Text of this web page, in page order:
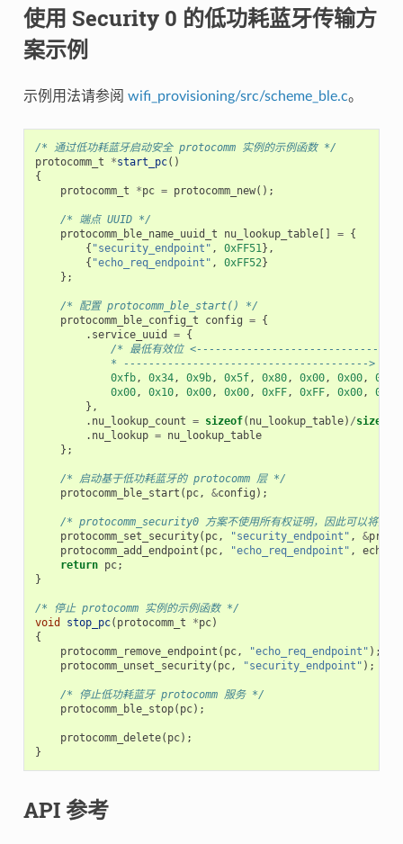
使用 Security 0 的低功耗蓝牙传输方
案示例
示例用法请参阅 wifi_provisioning/src/scheme_ble.c。
/* 通过低功耗蓝牙启动安全 protocomm 实例的示例函数 */
protocomm_t
*start_pc()
{
protocomm_t
*pc = protocomm_new();
/* 端点 UUID */
protocomm_ble_name_uuid_t
nu_lookup_table[] = {
{ "security_endpoint" , 0xFF51},
{ "echo_req_endpoint" , 0xFF52}
};
/* 配置 protocomm_ble_start() */
protocomm_ble_config_t
config = {
. service_uuid = {
/* 最低有效位
* ---------------------------------------> 最高
0xfb, 0x34, 0x9b, 0x5f, 0x80, 0x00, 0x00, 0x80
0x00, 0x10, 0x00, 0x00, 0xFF, 0xFF, 0x00, 0x00
},
. nu_lookup_count = sizeof( nu_lookup_table) /sizeof
. nu_lookup = nu_lookup_table
};
/* 启动基于低功耗蓝牙的 protocomm 层 */
protocomm_ble_start ( pc, &config );
/* protocomm_security0 方案不使用所有权证明，因此可以将其
protocomm_set_security( pc, "security_endpoint" , &
protocomm_add_endpoint ( pc, "echo_req_endpoint" ,
return pc;
}
/* 停止 protocomm 实例的示例函数 */
void
stop_pc( protocomm_t *pc)
{
protocomm_remove_endpoint ( pc, "echo_req_endpoint" );
protocomm_unset_security( pc, "security_endpoint" );
/* 停止低功耗蓝牙 protocomm 服务 */
protocomm_ble_stop( pc);
protocomm_delete( pc);
}
API 参考